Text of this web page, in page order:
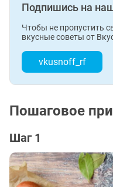
Подпишись на
Чтобы не пропустить
вкусные советы от
vkusnoff_rf
Пошаговое
Шаг 1